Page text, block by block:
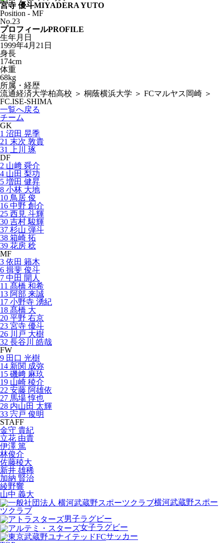
宮寺 優斗MIYADERA YUTO
Position - MF
No.23
プロフィールPROFILE
生年月日
1999年4月21日
身長
174cm
体重
68kg
所属・経歴
流通経済大学柏高校 ＞ 桐蔭横浜大学 ＞ FCマルヤス岡崎 ＞
FC.ISE-SHIMA
一覧へ戻る
チーム
GK
1 沼田 晃季
21 末次 敦貴
31 上川 琢
DF
2 山﨑 舜介
4 山田 梨功
5 増田 健昇
8 小林 大地
10 鳥居 俊
16 中野 創介
25 西見 斗輝
30 吉村 駿輝
37 杉山 弾斗
38 箱崎 拓
39 花房 稔
MF
3 依田 籟木
6 揖斐 俊斗
7 中田 開人
11 髙橋 和希
13 阿部 来誠
17 小野寺 湧紀
18 髙橋 大
20 平野 右京
23 宮寺 優斗
26 川戸 大樹
32 長谷川 皓哉
FW
9 田口 光樹
14 新関 成弥
15 磯﨑 麻玖
19 山崎 稜介
22 安藤 阿雄依
27 馬場 惇也
28 内山田 太輝
33 宍戸 俊明
STAFF
金守 貴紀
立花 由貴
伊澤 篤
林俊介
佐藤稜大
新井 雄稀
加納 賢治
綾野響
山中 義大
横河武蔵野スポー
ツクラブ
男子ラグビー
女子ラグビー
サッカー